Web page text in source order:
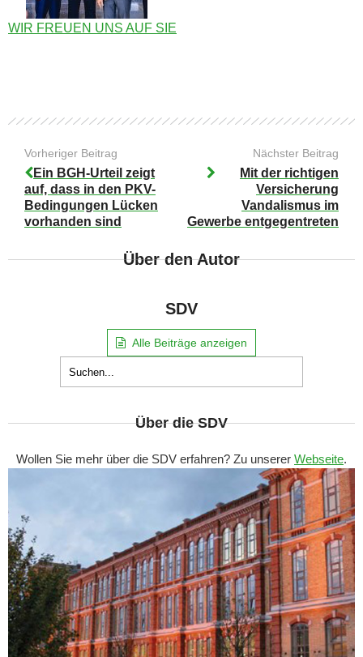
WIR FREUEN UNS AUF SIE
Vorheriger Beitrag
Ein BGH-Urteil zeigt
auf, dass in den PKV-
Bedingungen Lücken
vorhanden sind
Nächster Beitrag
Mit der richtigen
Versicherung
Vandalismus im
Gewerbe entgegentreten
Über den Autor
SDV
Alle Beiträge anzeigen
Über die SDV
Wollen Sie mehr über die SDV erfahren? Zu unserer Webseite.